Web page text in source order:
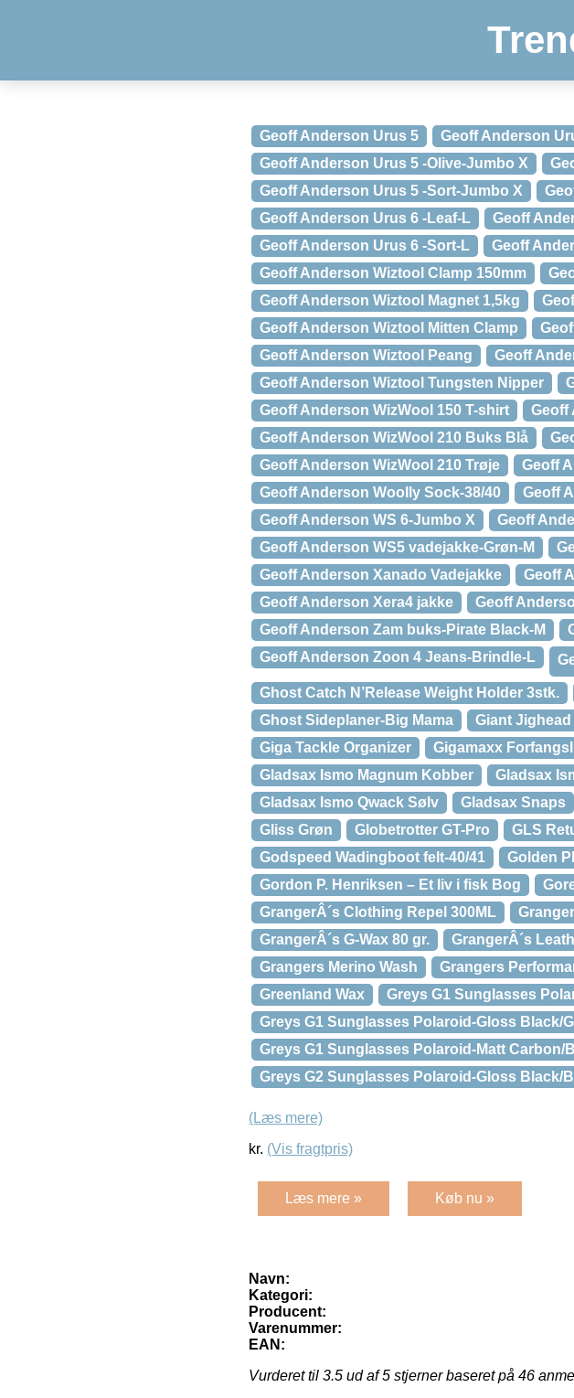
Geoff Anderson Urus 5 Geoff Anderson
Geoff Anderson Urus 5 -Olive-Jumbo X
Geoff Anderson Urus 5 -Sort-Jumbo X
Geoff Anderson Urus 6 -Leaf-L
Geoff
Geoff Anderson Urus 6 -Sort-L
Geoff
Geoff Anderson Wiztool Clamp 150mm
Geoff Anderson Wiztool Magnet 1,5kg
Geoff Anderson Wiztool Mitten Clamp
Geoff Anderson Wiztool Peang
Geoff
Geoff Anderson Wiztool Tungsten Nipper
Geoff Anderson WizWool 150 T-shirt
Geoff
Geoff Anderson WizWool 210 Buks Blå
Geoff Anderson WizWool 210 Trøje
Geoff
Geoff Anderson Woolly Sock-38/40
Geoff
Geoff Anderson WS 6-Jumbo X
Geoff
Geoff Anderson WS5 vadejakke-Grøn-M
Geoff Anderson Xanado Vadejakke
Geoff
Geoff Anderson Xera4 jakke
Geoff
Geoff Anderson Zam buks-Pirate Black-M
Geoff Anderson Zoon 4 Jeans-Brindle-L
Ghost Catch N’Release Weight Holder 3stk.
Ghost Sideplaner-Big Mama
Giant Jighead
Giga Tackle Organizer
Gigamaxx
Gladsax Ismo Magnum Kobber
Gladsax
Gladsax Ismo Qwack Sølv
Gladsax Snaps
Gliss Grøn
Globetrotter GT-Pro GLS
Godspeed Wadingboot felt-40/41
Golden
Gordon P. Henriksen – Et liv i fisk Bog
GrangerÂ´s Clothing Repel 300ML
GrangerÂ´s G-Wax 80 gr.
GrangerÂ´s
Grangers Merino Wash
Grangers
Greenland Wax
Greys G1 Sunglasses
Greys G1 Sunglasses Polaroid-Gloss Black/
Greys G1 Sunglasses Polaroid-Matt Carbon/
Greys G2 Sunglasses Polaroid-Gloss Black/
(Læs mere)
kr. (Vis fragtpris)
Læs mere » Køb nu »
Navn:
Kategori:
Producent:
Varenummer:
EAN:
Vurderet til 3.5 ud af 5 stjerner baseret på 46